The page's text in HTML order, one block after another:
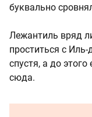
буквально
Лежантиль вряд
проститься с
спустя, а до
сюда.